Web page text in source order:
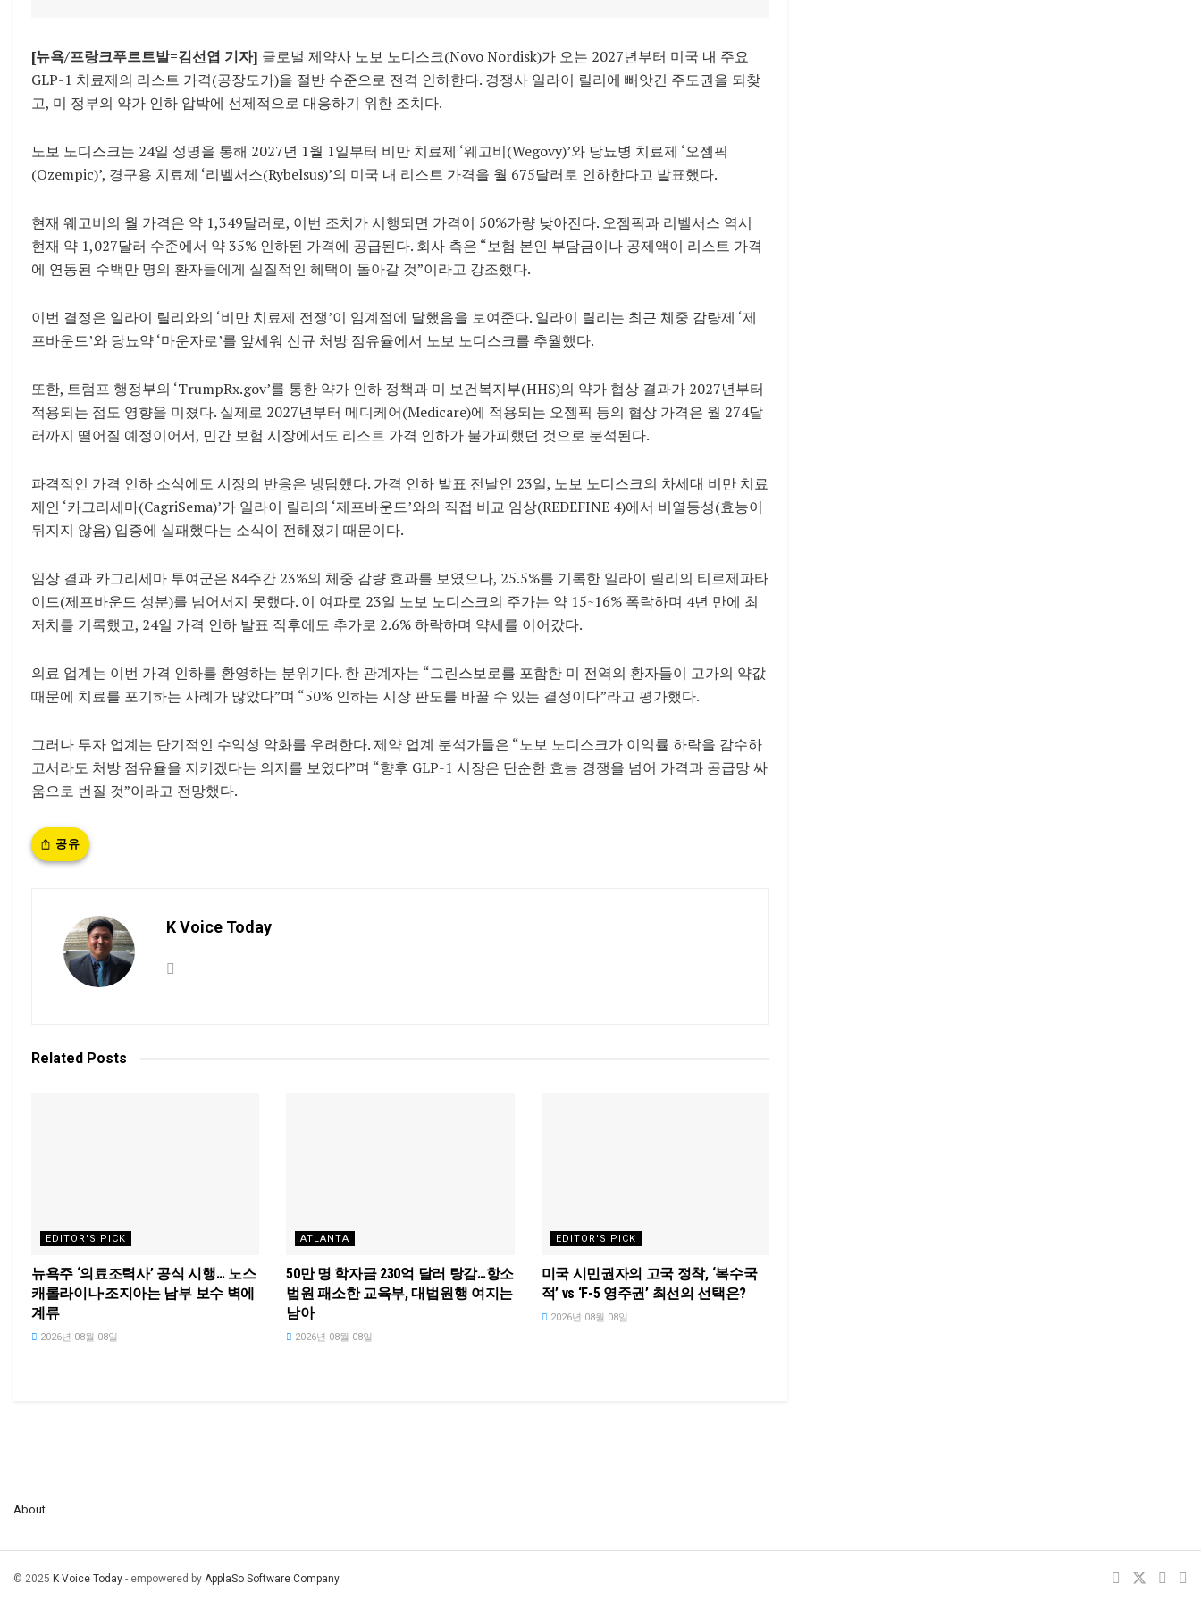
[뉴욕/프랑크푸르트발=김선엽 기자] 글로벌 제약사 노보 노디스크(Novo Nordisk)가 오는 2027년부터 미국 내 주요
GLP-1 치료제의 리스트 가격(공장도가)을 절반 수준으로 전격 인하한다. 경쟁사 일라이 릴리에 빼앗긴 주도권을 되찾
고, 미 정부의 약가 인하 압박에 선제적으로 대응하기 위한 조치다.
노보 노디스크는 24일 성명을 통해 2027년 1월 1일부터 비만 치료제 ‘웨고비(Wegovy)’와 당뇨병 치료제 ‘오젬픽
(Ozempic)’, 경구용 치료제 ‘리벨서스(Rybelsus)’의 미국 내 리스트 가격을 월 675달러로 인하한다고 발표했다.
현재 웨고비의 월 가격은 약 1,349달러로, 이번 조치가 시행되면 가격이 50%가량 낮아진다. 오젬픽과 리벨서스 역시
현재 약 1,027달러 수준에서 약 35% 인하된 가격에 공급된다. 회사 측은 “보험 본인 부담금이나 공제액이 리스트 가격
에 연동된 수백만 명의 환자들에게 실질적인 혜택이 돌아갈 것”이라고 강조했다.
이번 결정은 일라이 릴리와의 ‘비만 치료제 전쟁’이 임계점에 달했음을 보여준다. 일라이 릴리는 최근 체중 감량제 ‘제
프바운드’와 당뇨약 ‘마운자로’를 앞세워 신규 처방 점유율에서 노보 노디스크를 추월했다.
또한, 트럼프 행정부의 ‘TrumpRx.gov’를 통한 약가 인하 정책과 미 보건복지부(HHS)의 약가 협상 결과가 2027년부터
적용되는 점도 영향을 미쳤다. 실제로 2027년부터 메디케어(Medicare)에 적용되는 오젬픽 등의 협상 가격은 월 274달
러까지 떨어질 예정이어서, 민간 보험 시장에서도 리스트 가격 인하가 불가피했던 것으로 분석된다.
파격적인 가격 인하 소식에도 시장의 반응은 냉담했다. 가격 인하 발표 전날인 23일, 노보 노디스크의 차세대 비만 치료
제인 ‘카그리세마(CagriSema)’가 일라이 릴리의 ‘제프바운드’와의 직접 비교 임상(REDEFINE 4)에서 비열등성(효능이
뒤지지 않음) 입증에 실패했다는 소식이 전해졌기 때문이다.
임상 결과 카그리세마 투여군은 84주간 23%의 체중 감량 효과를 보였으나, 25.5%를 기록한 일라이 릴리의 티르제파타
이드(제프바운드 성분)를 넘어서지 못했다. 이 여파로 23일 노보 노디스크의 주가는 약 15~16% 폭락하며 4년 만에 최
저치를 기록했고, 24일 가격 인하 발표 직후에도 추가로 2.6% 하락하며 약세를 이어갔다.
의료 업계는 이번 가격 인하를 환영하는 분위기다. 한 관계자는 “그린스보로를 포함한 미 전역의 환자들이 고가의 약값
때문에 치료를 포기하는 사례가 많았다”며 “50% 인하는 시장 판도를 바꿀 수 있는 결정이다”라고 평가했다.
그러나 투자 업계는 단기적인 수익성 악화를 우려한다. 제약 업계 분석가들은 “노보 노디스크가 이익률 하락을 감수하
고서라도 처방 점유율을 지키겠다는 의지를 보였다”며 “향후 GLP-1 시장은 단순한 효능 경쟁을 넘어 가격과 공급망 싸
움으로 번질 것”이라고 전망했다.
공유
K Voice Today
Related Posts
EDITOR'S PICK
뉴욕주 ‘의료조력사’ 공식 시행… 노스
캐롤라이나·조지아는 남부 보수 벽에
계류
2026년 08월 08일
ATLANTA
50만 명 학자금 230억 달러 탕감…항소
법원 패소한 교육부, 대법원행 여지는
남아
2026년 08월 08일
EDITOR'S PICK
미국 시민권자의 고국 정착, ‘복수국
적’ vs ‘F-5 영주권’ 최선의 선택은?
2026년 08월 08일
About
© 2025 K Voice Today - empowered by ApplaSo Software Company